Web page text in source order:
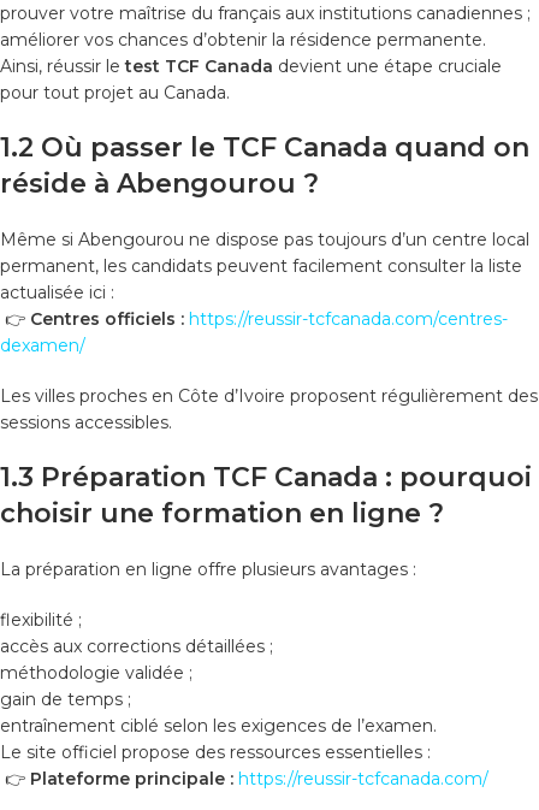
prouver votre maîtrise du français aux institutions canadiennes ;
améliorer vos chances d’obtenir la résidence permanente.
Ainsi, réussir letest TCF Canada devient une étape cruciale
pour tout projet au Canada.
1.2 Où passer le TCF Canada quand on
réside à Abengourou ?
Même si Abengourou ne dispose pas toujours d’un centre local
permanent, les candidats peuvent facilement consulter la liste
actualisée ici :
👉 Centres officiels : https://reussir-tcfcanada.com/centres-
dexamen/
Les villes proches en Côte d’Ivoire proposent régulièrement des
sessions accessibles.
1.3 Préparation TCF Canada : pourquoi
choisir une formation en ligne ?
La préparation en ligne offre plusieurs avantages :
flexibilité ;
accès aux corrections détaillées ;
méthodologie validée ;
gain de temps ;
entraînement ciblé selon les exigences de l’examen.
Le site officiel propose des ressources essentielles :
👉 Plateforme principale : https://reussir-tcfcanada.com/